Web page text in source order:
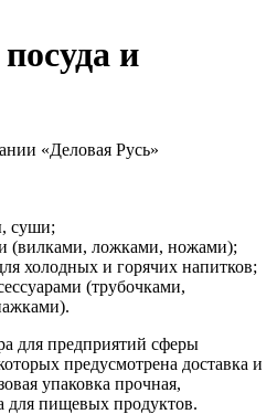
и
«Деловая Русь»
суши;
(вилками, ложками, ножами);
холодных и горячих напитков;
(трубочками,
для предприятий сферы
предусмотрена доставка и
упаковка прочная,
для пищевых продуктов.